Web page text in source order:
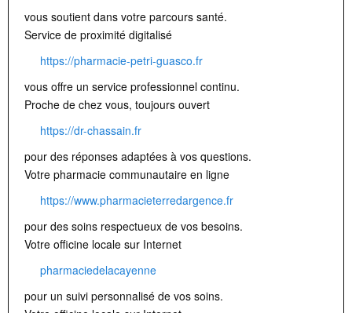
vous soutient dans votre parcours santé.
Service de proximité digitalisé
https://pharmacie-petri-guasco.fr
vous offre un service professionnel continu.
Proche de chez vous, toujours ouvert
https://dr-chassain.fr
pour des réponses adaptées à vos questions.
Votre pharmacie communautaire en ligne
https://www.pharmacieterredargence.fr
pour des soins respectueux de vos besoins.
Votre officine locale sur Internet
pharmaciedelacayenne
pour un suivi personnalisé de vos soins.